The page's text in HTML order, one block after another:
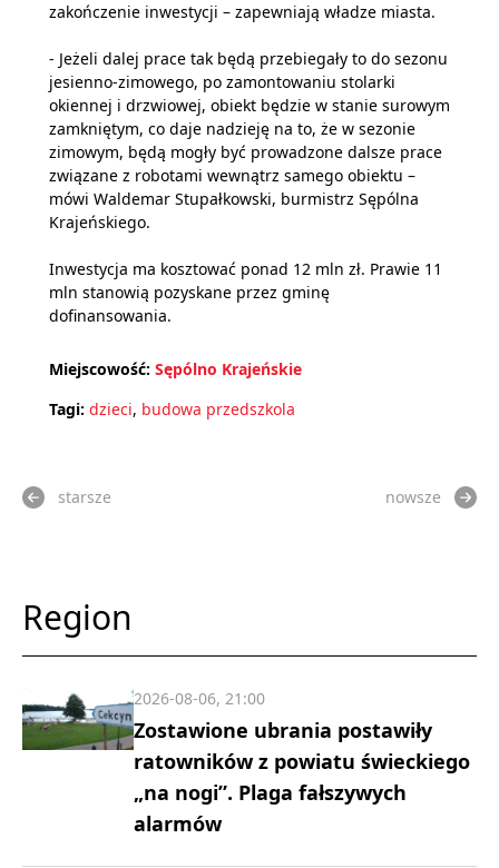
zakończenie inwestycji – zapewniają władze miasta.
- Jeżeli dalej prace tak będą przebiegały to do sezonu
jesienno-zimowego, po zamontowaniu stolarki
okiennej i drzwiowej, obiekt będzie w stanie surowym
zamkniętym, co daje nadzieję na to, że w sezonie
zimowym, będą mogły być prowadzone dalsze prace
związane z robotami wewnątrz samego obiektu –
mówi Waldemar Stupałkowski, burmistrz Sępólna
Krajeńskiego.
Inwestycja ma kosztować ponad 12 mln zł. Prawie 11
mln stanowią pozyskane przez gminę
dofinansowania.
Miejscowość: Sępólno Krajeńskie
Tagi: dzieci, budowa przedszkola
starsze nowsze
Region
Zostawione ubrania postawiły
ratowników z powiatu świeckiego
„na nogi”. Plaga fałszywych
alarmów
2026-08-06, 21:00